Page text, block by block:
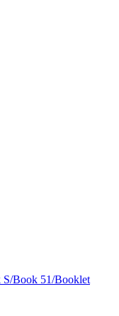
S/Book 51/Booklet